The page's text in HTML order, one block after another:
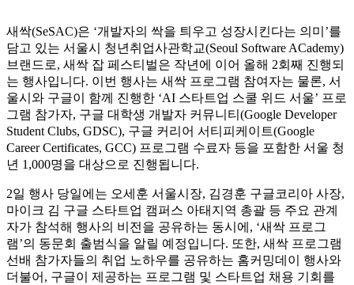
새싹(SeSAC)은 ‘개발자의 싹을 틔우고 성장시킨다는 의미’를
담고 있는 서울시 청년취업사관학교(Seoul Software ACademy)
브랜드로, 새싹 잡 페스티벌은 작년에 이어 올해 2회째 진행되
는 행사입니다. 이번 행사는 새싹 프로그램 참여자는 물론, 서
울시와 구글이 함께 진행한 ‘AI 스타트업 스쿨 위드 서울’ 프로
그램 참가자, 구글 대학생 개발자 커뮤니티(Google Developer
Student Clubs, GDSC), 구글 커리어 서티피케이트(Google
Career Certificates, GCC) 프로그램 수료자 등을 포함한 서울 청
년 1,000명을 대상으로 진행됩니다.
2일 행사 당일에는 오세훈 서울시장, 김경훈 구글코리아 사장,
마이크 김 구글 스타트업 캠퍼스 아태지역 총괄 등 주요 관계
자가 참석해 행사의 비전을 공유하는 동시에, ‘새싹 프로그
램’의 동문회 출범식을 알릴 예정입니다. 또한, 새싹 프로그램
선배 참가자들의 취업 노하우를 공유하는 홈커밍데이 행사와
더불어, 구글이 제공하는 프로그램 및 스타트업 채용 기회를